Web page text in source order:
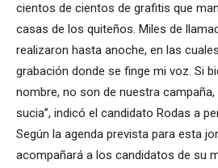
cientos de cientos de grafitis que
casas de los quiteños. Miles de
realizaron hasta anoche, en las
grabación donde se finge mi voz. Si
nombre, no son de nuestra
sucia”, indicó el candidato Rodas a
Según la agenda prevista para esta
acompañará a los candidatos de su